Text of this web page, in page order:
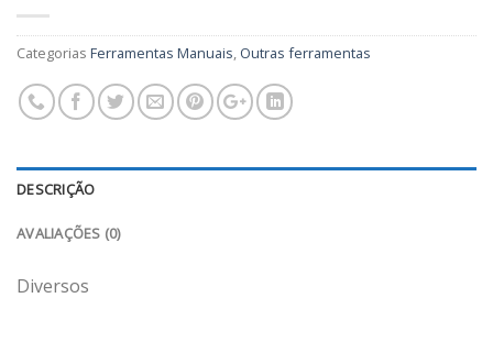
Categorias Ferramentas Manuais, Outras ferramentas
DESCRIÇÃO
AVALIAÇÕES (0)
Diversos